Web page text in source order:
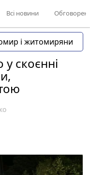
Всі новини
і житомиряни
у скоєнні